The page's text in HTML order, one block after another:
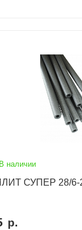
В наличии
СУПЕР 28/6-
р.